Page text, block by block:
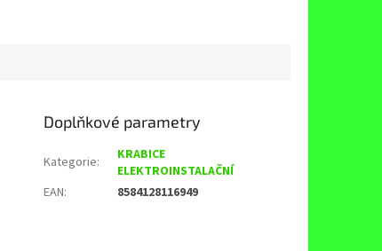
Doplňkové parametry
Kategorie:
KRABICE
ELEKTROINSTALAČNÍ
EAN: 8584128116949